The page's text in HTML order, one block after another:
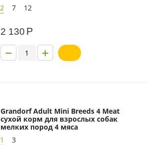
2
7 12
2 130 Р
+
−
Grandorf Adult Mini Breeds 4 Meat
сухой корм для взрослых собак
мелких пород 4 мяса
1
3